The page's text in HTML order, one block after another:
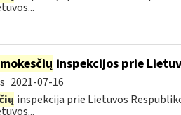
mokesčių inspekcijos prie
2021-07-16
inspekcija prie Lietuvos